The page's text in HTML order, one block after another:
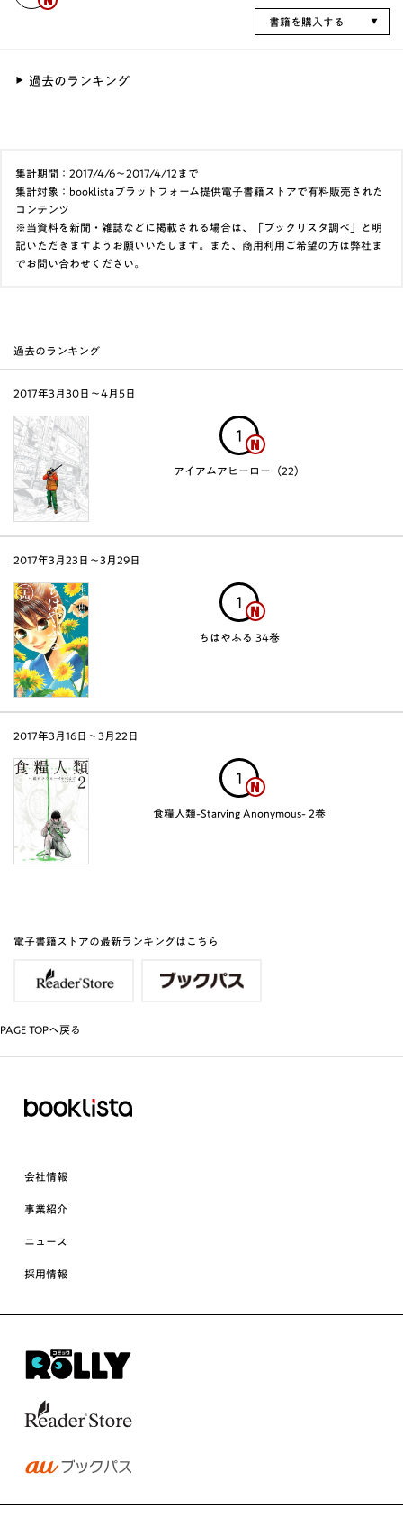
書籍を購入する
過去のランキング
集計期間：2017/4/6～2017/4/12まで
集計対象：booklistaプラットフォーム提供電子書籍ストアで有料販売された
コンテンツ
※当資料を新聞・雑誌などに掲載される場合は、「ブックリスタ調べ」と明
記いただきますようお願いいたします。また、商用利用ご希望の方は弊社ま
でお問い合わせください。
過去のランキング
2017年3月30日〜4月5日
1
アイアムアヒーロー（22）
2017年3月23日〜3月29日
1
ちはやふる 34巻
2017年3月16日〜3月22日
1
食糧人類-Starving Anonymous- 2巻
電子書籍ストアの最新ランキングはこちら
PAGE TOPへ戻る
会社情報
事業紹介
ニュース
採用情報